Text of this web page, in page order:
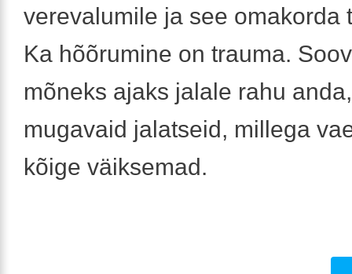
verevalumile ja see omakorda
Ka hõõrumine on trauma.
mõneks ajaks jalale rahu
mugavaid jalatseid, millega
kõige väiksemad.